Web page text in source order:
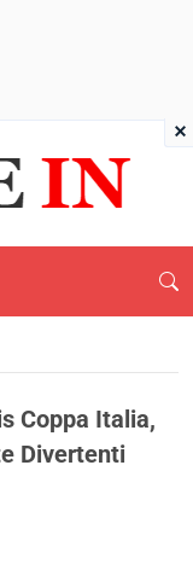
Coppa Italia,
Divertenti
×